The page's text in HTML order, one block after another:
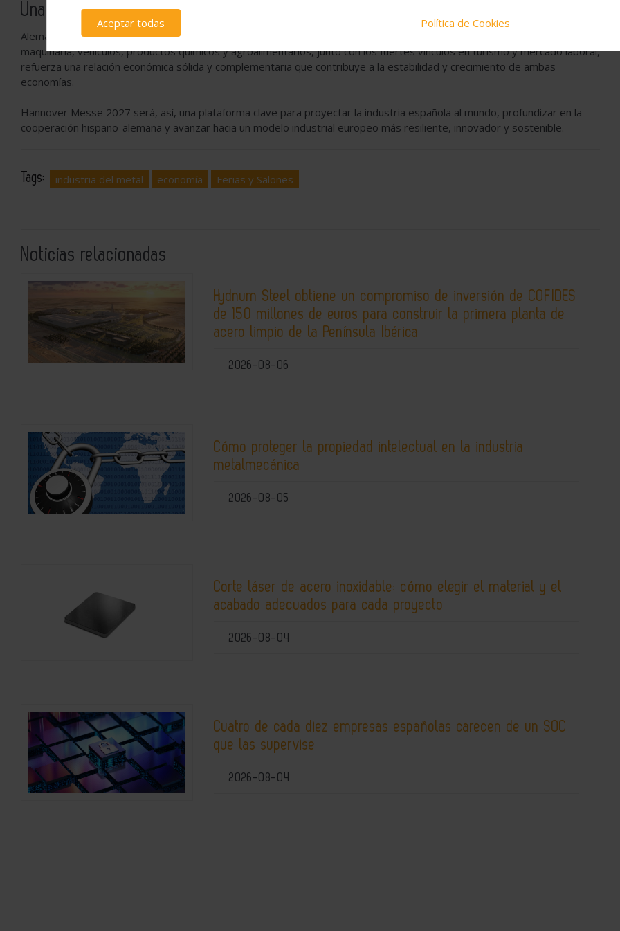
Una relación bilateral estratégica
Alemania es uno de los principales socios comerciales e inversores de España. El intercambio de bienes industriales,
maquinaria, vehículos, productos químicos y agroalimentarios, junto con los fuertes vínculos en turismo y mercado laboral,
refuerza una relación económica sólida y complementaria que contribuye a la estabilidad y crecimiento de ambas
economías.
Hannover Messe 2027 será, así, una plataforma clave para proyectar la industria española al mundo, profundizar en la
cooperación hispano-alemana y avanzar hacia un modelo industrial europeo más resiliente, innovador y sostenible.
Tags: industria del metal economía Ferias y Salones
Noticias relacionadas
Hydnum Steel obtiene un compromiso de inversión de COFIDES
de 150 millones de euros para construir la primera planta de
acero limpio de la Península Ibérica
2026-08-06
Cómo proteger la propiedad intelectual en la industria
metalmecánica
2026-08-05
Corte láser de acero inoxidable: cómo elegir el material y el
acabado adecuados para cada proyecto
2026-08-04
Cuatro de cada diez empresas españolas carecen de un SOC
que las supervise
2026-08-04
Aceptar todas Política de Cookies